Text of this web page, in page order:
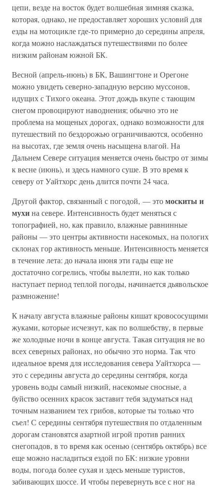
цепи, везде на восток будет волшебная зимняя сказка,
которая, однако, не предоставляет хороших условий для
езды на мотоцикле где-то примерно до середины апреля,
когда можно наслаждаться путешествиями по более
низким районам южной БК.
Весной (апрель-июнь) в БК, Вашингтоне и Орегоне
можно увидеть северно-западную версию муссонов,
идущих с Тихого океана. Этот дождь вкупе с тающим
снегом провоцируют наводнения; обычно это не
проблема на мощеных дорогах, однако возможности для
путешествий по бездорожью ограничиваются, особенно
на высотах, где земля очень насыщена влагой. На
Дальнем Севере ситуация меняется очень быстро от зимы
к весне (июнь), и здесь намного суше. В это время к
северу от Уайтхорс день длится почти 24 часа.
Другой фактор, связанный с погодой, — этомоскиты и
мухина севере. Интенсивность будет меняться с
топографией, но, как правило, влажные равнинные
районы — это центры активности насекомых, на пологих
склонах гор активность меньше. Интенсивность меняется
в течение лета: до начала июня эти гады еще не
достаточно согрелись, чтобы вылезти, но как только
наступает период теплой погоды, начинается дьявольское
размножение!
К началу августа влажные районы кишат кровососущими
жуками, которые исчезнут, как по волшебству, в первые
же холодные ночи в конце августа. Такая ситуация не во
всех северных районах, но обычно это норма. Так что
идеальное время для исследования севера Уайтхорса —
это с середины августа до середины сентября, когда
уровень воды самый низкий, насекомые сносные, а
буйство осенних красок заставит тебя задуматься над
точным названием тех грибов, которые ты только что
съел! С середины сентября путешествия по отдаленным
дорогам становятся азартной игрой против ранних
снегопадов, в то время как осенью (сентябрь октябрь) все
еще можно насладиться ездой по БК: низкие уровни
воды, погода более сухая и здесь меньше туристов,
забивающих шоссе. И чтобы перевернуть все с ног на